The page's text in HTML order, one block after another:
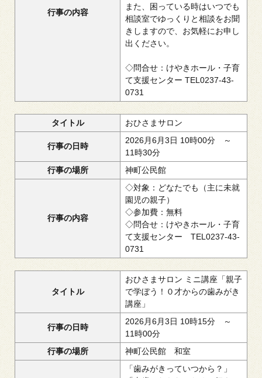
行事の内容
また、困っている時はいつでも
相談室でゆっくりと相談をお聞
きしますので、お気軽にお申し
出ください。
◇問合せ：けやきホール・子育
て支援センター TEL0237-43-
0731
タイトル おひさまサロン
行事の日時
2026月6月3日 10時00分 ～
11時30分
行事の場所
神町公民館
行事の内容
◇対象：どなたでも（主に未就
園児の親子）
◇参加費：無料
◇問合せ：けやきホール・子育
て支援センター TEL0237-43-
0731
タイトル
おひさまサロン ミニ講座「親子
で学ぼう！０才からの歯みがき
講座」
行事の日時
2026月6月3日 10時15分 ～
11時00分
行事の場所
神町公民館 和室
「歯みがきっていつから？」